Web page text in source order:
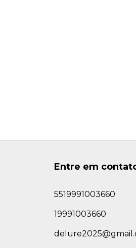
Entre em
5519991003660
19991003660